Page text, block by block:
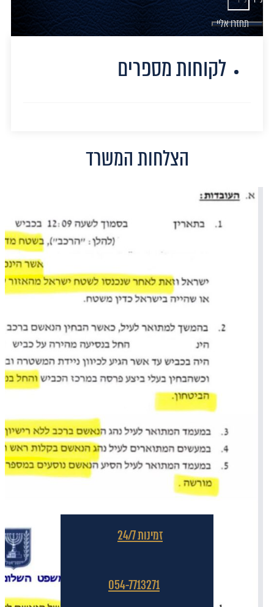
תחזרו אליי
לקוחות מספרים
הצלחות המשרד
זמינות 24/7
054-7713271